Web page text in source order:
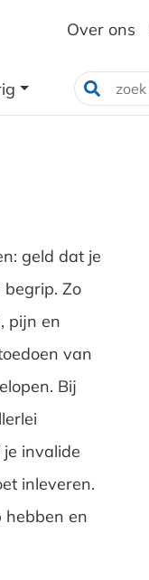
Over ons
geld dat je
Zo
pijn en
van
Bij
invalide
inleveren.
hebben en